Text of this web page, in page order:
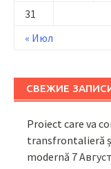
« Июл
31
СВЕЖИЕ
Proiect care va
transfrontalieră
modernă 7